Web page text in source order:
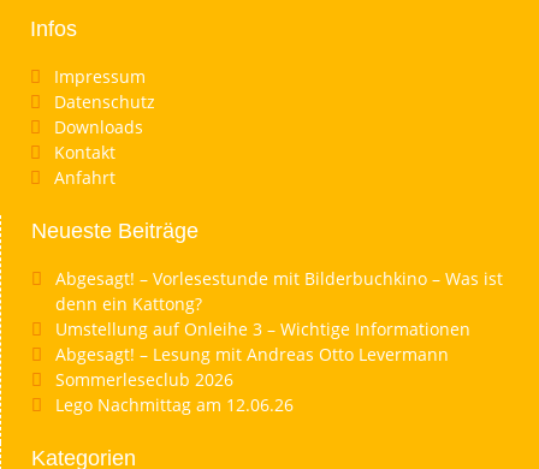
Infos
Impressum
Datenschutz
Downloads
Kontakt
Anfahrt
Neueste Beiträge
Abgesagt! – Vorlesestunde mit Bilderbuchkino – Was ist
denn ein Kattong?
Umstellung auf Onleihe 3 – Wichtige Informationen
Abgesagt! – Lesung mit Andreas Otto Levermann
Sommerleseclub 2026
Lego Nachmittag am 12.06.26
Kategorien